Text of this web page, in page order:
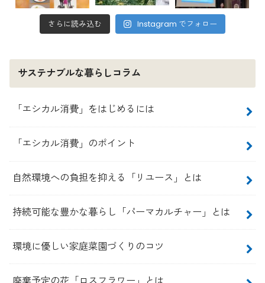
さらに読み込む Instagram でフォロー
サステナブルな暮らしコラム
「エシカル消費」をはじめるには
「エシカル消費」のポイント
自然環境への負担を抑える「リユース」とは
持続可能な豊かな暮らし「パーマカルチャー」とは
環境に優しい家庭菜園づくりのコツ